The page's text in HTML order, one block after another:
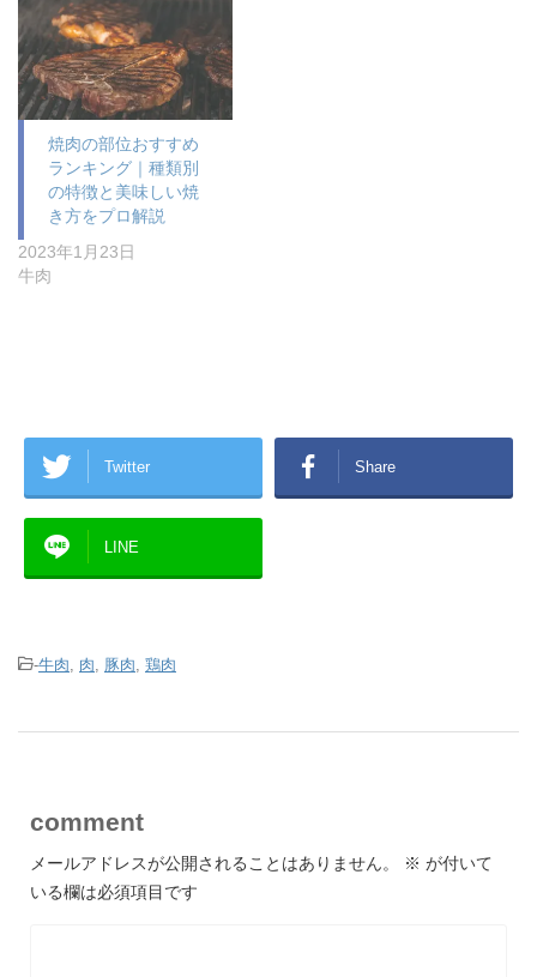
焼肉の部位おすすめ
ランキング｜種類別
の特徴と美味しい焼
き方をプロ解説
2023年1月23日
牛肉
Twitter Share
LINE
-牛肉 肉 豚肉 鶏肉
comment
メールアドレスが公開されることはありません。 ※ が付いて
いる欄は必須項目です